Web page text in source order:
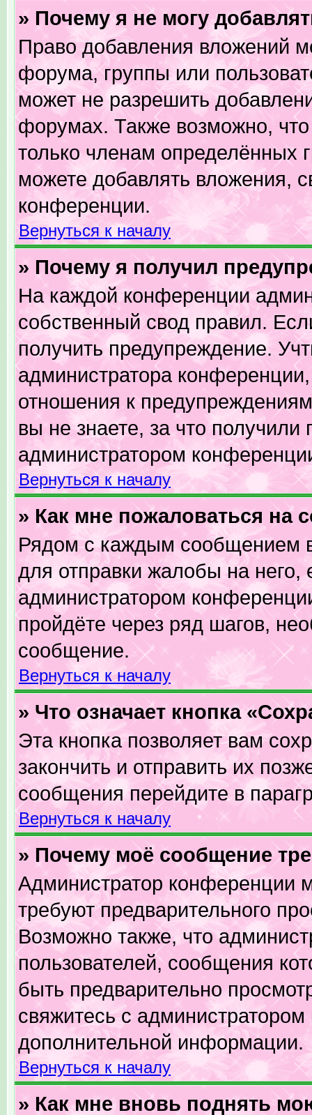
» Почему я не могу
Право добавления вложений
форума, группы или
может не разрешить
форумах. Также возможно,
только членам определённых
можете добавлять вложения,
конференции.
Вернуться к началу
» Почему я получил
На каждой конференции
собственный свод правил.
получить предупреждение.
администратора
отношения к
вы не знаете, за что
администратором
Вернуться к началу
» Как мне пожаловаться на
Рядом с каждым сообщением
для отправки жалобы на него,
администратором
пройдёте через ряд шагов,
сообщение.
Вернуться к началу
» Что означает кнопка
Эта кнопка позволяет вам
закончить и отправить их
сообщения перейдите в
Вернуться к началу
» Почему моё сообщение
Администратор конференции
требуют предварительного
Возможно также, что
пользователей, сообщения
быть предварительно
свяжитесь с
дополнительной информации.
Вернуться к началу
» Как мне вновь поднять